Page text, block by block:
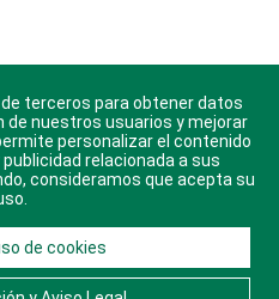
para Android, iOS y
Huawei.
los derechos reservados.
. Ponte en Contacto
terceros para obtener datos
nuestros usuarios y mejorar
personalizar el contenido
relacionada a sus
consideramos que acepta su
de cookies